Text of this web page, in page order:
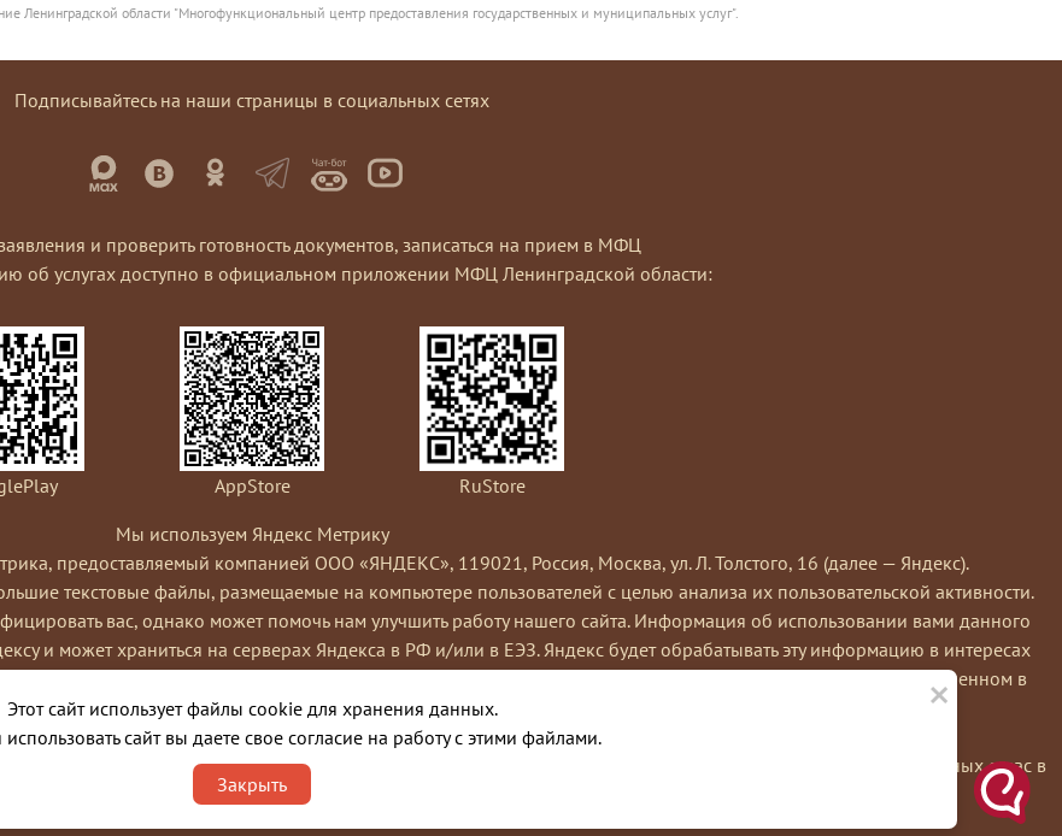
×
Этот сайт использует файлы cookie для хранения данных.
сайт вы даете свое согласие на работу с этими файлами.
Закрыть
Ленинградской области "Многофункциональный центр предоставления государственных и муниципальных услуг".
Подписывайтесь на наши страницы в социальных сетях
заявления и проверить готовность документов, записаться на прием в МФЦ
об услугах доступно в официальном приложении МФЦ Ленинградской области:
AppStore
RuStore
Мы используем Яндекс Метрику
предоставляемый компанией ООО «ЯНДЕКС», 119021, Россия, Москва, ул. Л. Толстого, 16 (далее — Яндекс).
текстовые файлы, размещаемые на компьютере пользователей с целью анализа их пользовательской активности.
вас, однако может помочь нам улучшить работу нашего сайта. Информация об использовании вами данного
и может храниться на серверах Яндекса в РФ и/или в ЕЭЗ. Яндекс будет обрабатывать эту информацию в интересах
составления отчетов об активности на сайте. Яндекс обрабатывает эту информацию в порядке, установленном в
Условиях использования сервиса Яндекс Метрика.
выбрав соответствующие настройки в браузере. Также вы можете использовать инструмент —
повлиять на работу некоторых функций сайта. Используя этот сайт, вы соглашаетесь на обработку данных о вас в
порядке и целях, указанных выше.